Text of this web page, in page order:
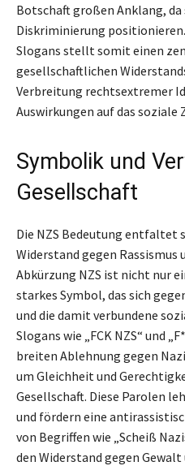
Botschaft großen Anklang, da
Diskriminierung
Slogans stellt somit einen
gesellschaftlichen
Verbreitung rechtsextremer
Auswirkungen auf das soziale
Symbolik und
Gesellschaft
Die NZS Bedeutung entfaltet
Widerstand gegen Rassismus
Abkürzung NZS ist nicht nur
starkes Symbol, das sich
und die damit verbundene
Slogans wie „FCK NZS“ und
breiten Ablehnung gegen
um Gleichheit und
Gesellschaft. Diese Parolen
und fördern eine
von Begriffen wie „Scheiß
den Widerstand gegen